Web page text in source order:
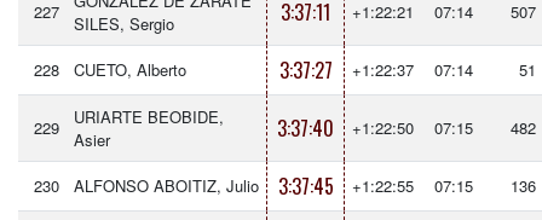
227
SILES, Sergio
3:37:11 +1:22:21 07:14 507
228 CUETO, Alberto 3:37:27 +1:22:37 07:14 51
229
URIARTE BEOBIDE,
Asier
3:37:40 +1:22:50 07:15 482
230 ALFONSO ABOITIZ, Julio 3:37:45 +1:22:55 07:15 136